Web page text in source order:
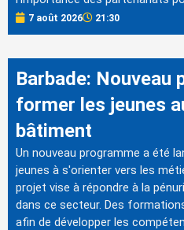
7 août 2026 21:30
Barbade: Nouveau
former les jeunes
bâtiment
Un nouveau programme a été
jeunes à s'orienter vers les
projet vise à répondre à la
dans ce secteur. Des
afin de développer les